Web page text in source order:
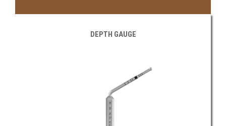
DEPTH GAUGE